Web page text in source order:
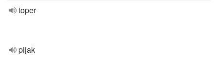
toper
pijak